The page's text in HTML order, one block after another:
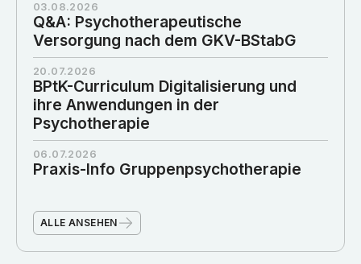
03.08.2026
Q&A: Psychotherapeutische
Versorgung nach dem GKV-BStabG
20.07.2026
BPtK-Curriculum Digitalisierung und
ihre Anwendungen in der
Psychotherapie
06.07.2026
Praxis-Info Gruppenpsychotherapie
ALLE ANSEHEN